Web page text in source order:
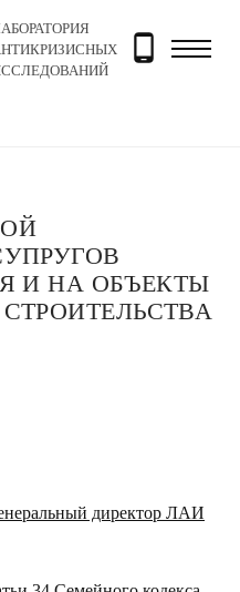
Блог Режим совместной
И НА ОБЪЕКТЫ
директор ЛАИ